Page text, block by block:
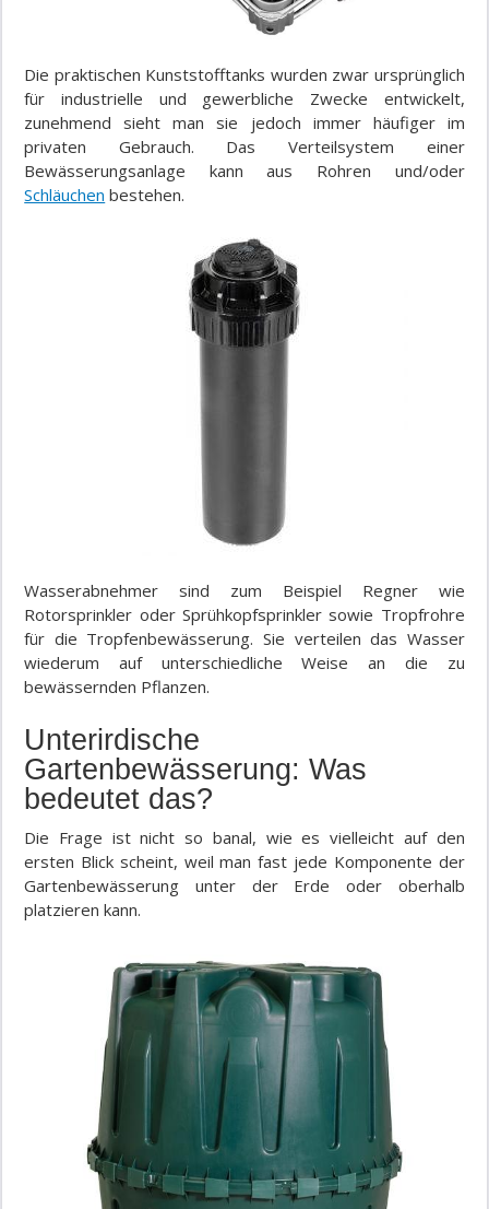
Die praktischen Kunststofftanks wurden zwar ursprünglich
für industrielle und gewerbliche Zwecke entwickelt,
zunehmend sieht man sie jedoch immer häufiger im
privaten Gebrauch. Das Verteilsystem einer
Bewässerungsanlage kann aus Rohren und/oder
Schläuchen bestehen.
Wasserabnehmer sind zum Beispiel Regner wie
Rotorsprinkler oder Sprühkopfsprinkler sowie Tropfrohre
für die Tropfenbewässerung. Sie verteilen das Wasser
wiederum auf unterschiedliche Weise an die zu
bewässernden Pflanzen.
Unterirdische
Gartenbewässerung: Was
bedeutet das?
Die Frage ist nicht so banal, wie es vielleicht auf den
ersten Blick scheint, weil man fast jede Komponente der
Gartenbewässerung unter der Erde oder oberhalb
platzieren kann.